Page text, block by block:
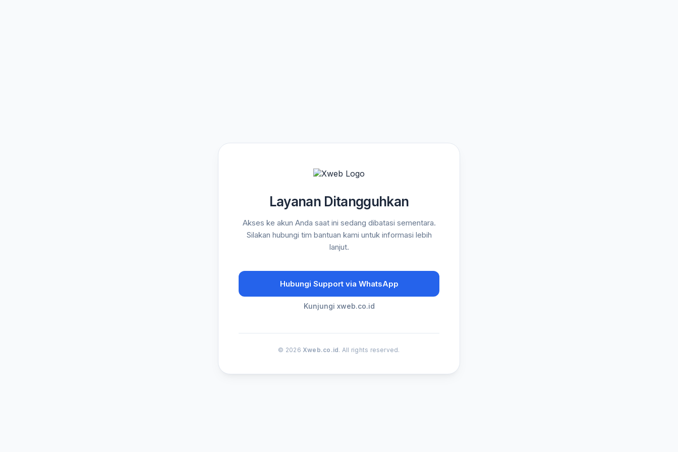
Layanan Ditangguhkan
Akses ke akun Anda saat ini sedang dibatasi sementara.
Silakan hubungi tim bantuan kami untuk informasi lebih
lanjut.
Hubungi Support via WhatsApp
Kunjungi xweb.co.id
© 2026 Xweb.co.id. All rights reserved.